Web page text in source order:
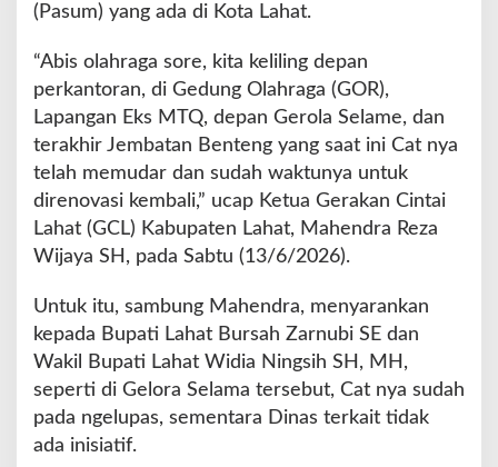
n
K
r
a
n
g
P
e
k
e
h
a
d
a
p
P
(Pasum) yang ada di Kota Lahat.
“Abis olahraga sore, kita keliling depan
perkantoran, di Gedung Olahraga (GOR),
Lapangan Eks MTQ, depan Gerola Selame, dan
terakhir Jembatan Benteng yang saat ini Cat nya
telah memudar dan sudah waktunya untuk
direnovasi kembali,” ucap Ketua Gerakan Cintai
Lahat (GCL) Kabupaten Lahat, Mahendra Reza
Wijaya SH, pada Sabtu (13/6/2026).
Untuk itu, sambung Mahendra, menyarankan
kepada Bupati Lahat Bursah Zarnubi SE dan
Wakil Bupati Lahat Widia Ningsih SH, MH,
seperti di Gelora Selama tersebut, Cat nya sudah
pada ngelupas, sementara Dinas terkait tidak
ada inisiatif.